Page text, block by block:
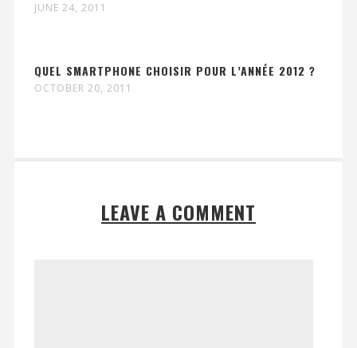
JUNE 24, 2011
QUEL SMARTPHONE CHOISIR POUR L’ANNÉE 2012 ?
OCTOBER 20, 2011
LEAVE A COMMENT